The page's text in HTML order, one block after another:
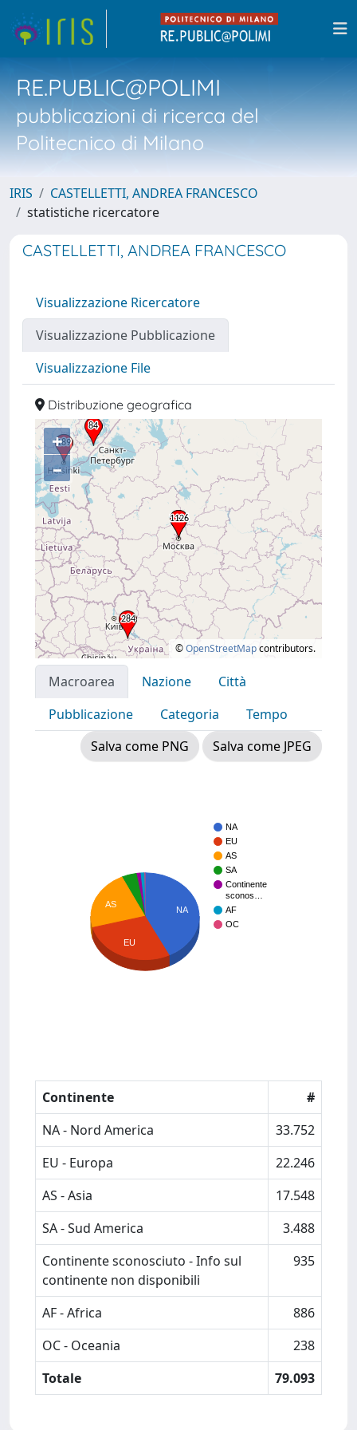
RE.PUBLIC@POLIMI
pubblicazioni di ricerca del
Politecnico di Milano
IRIS
CASTELLETTI, ANDREA FRANCESCO
statistiche ricercatore
CASTELLETTI, ANDREA FRANCESCO
Visualizzazione Ricercatore
Visualizzazione Pubblicazione
Visualizzazione File
Distribuzione geografica
+
–
©OpenStreetMapcontributors.
Macroarea Nazione
Città
Pubblicazione
Categoria
Tempo
Salva come PNG
Salva come JPEG
NA
EU
AS
SA
Continente
sconos…
AF
OC
NA
AS
EU
Continente
#
NA - Nord America
33.752
EU - Europa
22.246
AS - Asia
17.548
SA - Sud America
3.488
Continente sconosciuto - Info sul
continente non disponibili
935
AF - Africa
886
OC - Oceania
238
Totale
79.093